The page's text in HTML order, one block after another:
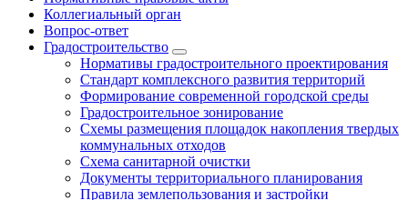
Коллегиальный орган
Вопрос-ответ
Градостроительство
Нормативы градостроительного проектирования
Стандарт комплексного развития территорий
Формирование современной городской среды
Градостроительное зонирование
Схемы размещения площадок накопления твердых
коммунальных отходов
Схема санитарной очистки
Документы территориального планирования
Правила землепользования и застройки